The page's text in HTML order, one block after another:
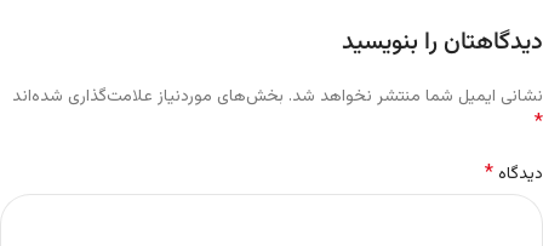
دیدگاهتان را بنویسید
نشانی ایمیل شما منتشر نخواهد شد. بخش‌های موردنیاز علامت‌گذاری شده‌اند
*
دیدگاه*